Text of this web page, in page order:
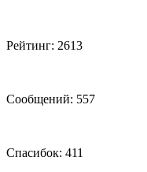
Рейтинг: 2613
Сообщений: 557
Спасибок: 411